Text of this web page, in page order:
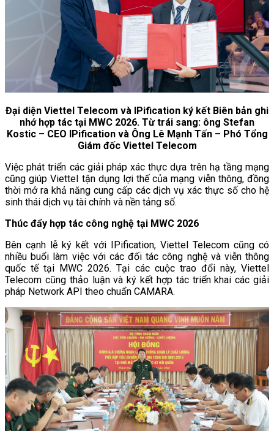
Đại diện Viettel Telecom và IPification ký kết Biên bản ghi
nhớ hợp tác tại MWC 2026. Từ trái sang: ông Stefan
Kostic – CEO IPification và Ông Lê Mạnh Tấn – Phó Tổng
Giám đốc Viettel Telecom
Việc phát triển các giải pháp xác thực dựa trên hạ tầng mạng
cũng giúp Viettel tận dụng lợi thế của mạng viễn thông, đồng
thời mở ra khả năng cung cấp các dịch vụ xác thực số cho hệ
sinh thái dịch vụ tài chính và nền tảng số.
Thúc đẩy hợp tác công nghệ tại MWC 2026
Bên cạnh lễ ký kết với IPification, Viettel Telecom cũng có
nhiều buổi làm việc với các đối tác công nghệ và viễn thông
quốc tế tại MWC 2026. Tại các cuộc trao đổi này, Viettel
Telecom cũng thảo luận và ký kết hợp tác triển khai các giải
pháp Network API theo chuẩn CAMARA.